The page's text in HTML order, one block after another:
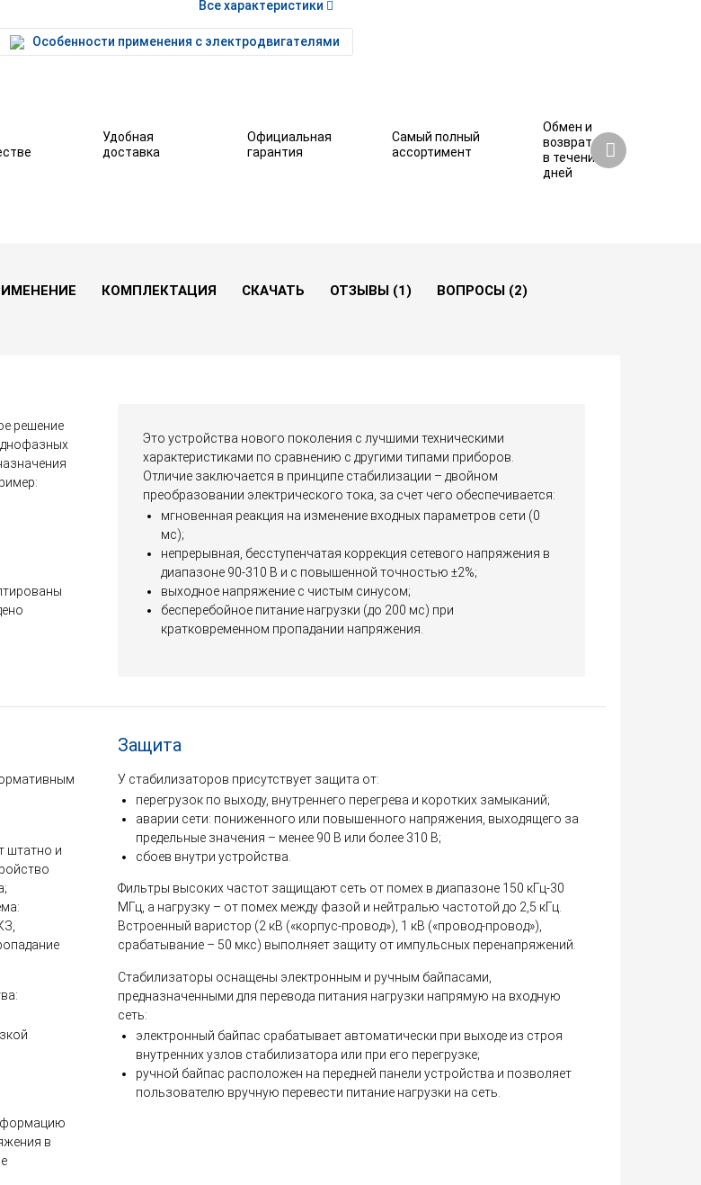
Все характеристики
Особенности применения с электродвигателями
Удобная
доставка
Официальная
гарантия
Самый полный
ассортимент
Обмен и
возврат
в течение 7
дней
КОМПЛЕКТАЦИЯ СКАЧАТЬ ОТЗЫВЫ (1) ВОПРОСЫ (2)
решение
Это устройства нового поколения с лучшими техническими
характеристиками по сравнению с другими типами приборов.
Отличие заключается в принципе стабилизации – двойном
преобразовании электрического тока, за счет чего обеспечивается:
мгновенная реакция на изменение входных параметров сети (0
мс);
непрерывная, бесступенчатая коррекция сетевого напряжения в
диапазоне 90-310 В и с повышенной точностью ±2%;
выходное напряжение с чистым синусом;
бесперебойное питание нагрузки (до 200 мс) при
кратковременном пропадании напряжения.
штатно и
в
Защита
У стабилизаторов присутствует защита от:
перегрузок по выходу, внутреннего перегрева и коротких замыканий;
аварии сети: пониженного или повышенного напряжения, выходящего за
предельные значения – менее 90 В или более 310 В;
сбоев внутри устройства.
Фильтры высоких частот защищают сеть от помех в диапазоне 150 кГц-30
МГц, а нагрузку – от помех между фазой и нейтралью частотой до 2,5 кГц.
Встроенный варистор (2 кВ («корпус-провод»), 1 кВ («провод-провод»),
срабатывание – 50 мкс) выполняет защиту от импульсных перенапряжений.
Стабилизаторы оснащены электронным и ручным байпасами,
предназначенными для перевода питания нагрузки напрямую на входную
сеть:
электронный байпас срабатывает автоматически при выходе из строя
внутренних узлов стабилизатора или при его перегрузке;
ручной байпас расположен на передней панели устройства и позволяет
пользователю вручную перевести питание нагрузки на сеть.